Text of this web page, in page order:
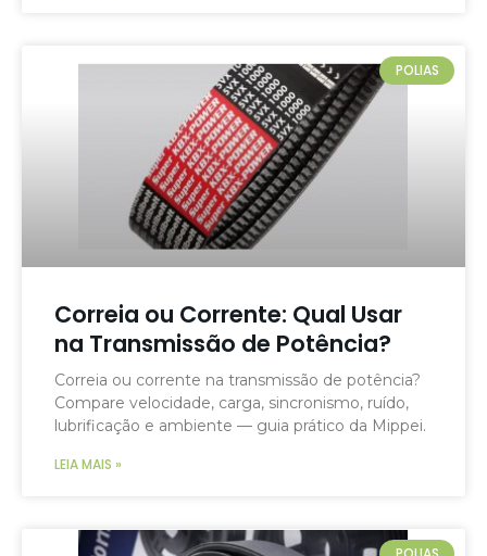
POLIAS
Correia ou Corrente: Qual Usar
na Transmissão de Potência?
Correia ou corrente na transmissão de potência?
Compare velocidade, carga, sincronismo, ruído,
lubrificação e ambiente — guia prático da Mippei.
LEIA MAIS »